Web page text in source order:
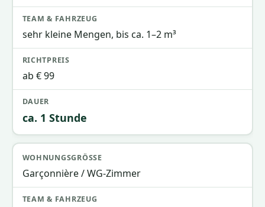
sehr kleine Mengen, bis ca. 1–2 m³
ab € 99
ca. 1 Stunde
Garçonnière / WG-Zimmer